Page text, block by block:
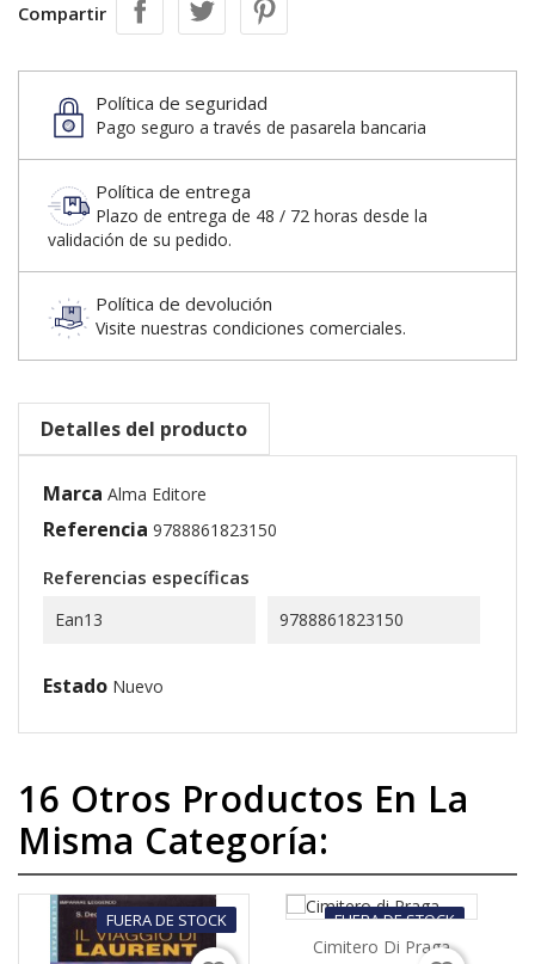
Compartir
Política de seguridad
Pago seguro a través de pasarela bancaria
Política de entrega
Plazo de entrega de 48 / 72 horas desde la
validación de su pedido.
Política de devolución
Visite nuestras condiciones comerciales.
Detalles del producto
Marca Alma Editore
Referencia 9788861823150
Referencias específicas
Ean13 9788861823150
Estado Nuevo
16 Otros Productos En La
Misma Categoría:
FUERA DE STOCK FUERA DE STOCK
Cimitero Di Praga